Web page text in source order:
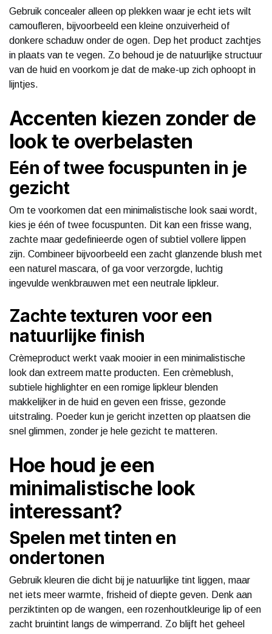
Gebruik concealer alleen op plekken waar je echt iets wilt
camoufleren, bijvoorbeeld een kleine onzuiverheid of
donkere schaduw onder de ogen. Dep het product zachtjes
in plaats van te vegen. Zo behoud je de natuurlijke structuur
van de huid en voorkom je dat de make-up zich ophoopt in
lijntjes.
Accenten kiezen zonder de
look te overbelasten
Eén of twee focuspunten in je
gezicht
Om te voorkomen dat een minimalistische look saai wordt,
kies je één of twee focuspunten. Dit kan een frisse wang,
zachte maar gedefinieerde ogen of subtiel vollere lippen
zijn. Combineer bijvoorbeeld een zacht glanzende blush met
een naturel mascara, of ga voor verzorgde, luchtig
ingevulde wenkbrauwen met een neutrale lipkleur.
Zachte texturen voor een
natuurlijke finish
Crèmeproduct werkt vaak mooier in een minimalistische
look dan extreem matte producten. Een crèmeblush,
subtiele highlighter en een romige lipkleur blenden
makkelijker in de huid en geven een frisse, gezonde
uitstraling. Poeder kun je gericht inzetten op plaatsen die
snel glimmen, zonder je hele gezicht te matteren.
Hoe houd je een
minimalistische look
interessant?
Spelen met tinten en
ondertonen
Gebruik kleuren die dicht bij je natuurlijke tint liggen, maar
net iets meer warmte, frisheid of diepte geven. Denk aan
perziktinten op de wangen, een rozenhoutkleurige lip of een
zacht bruintint langs de wimperrand. Zo blijft het geheel